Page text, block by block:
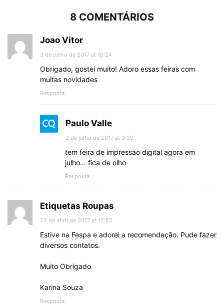
8 COMENTÁRIOS
Joao Vitor
3 de junho de 2017 at 10:24
Obrigado, gostei muito! Adoro essas feiras com
muitas novidades
Resposta
Paulo Valle
2 de julho de 2017 at 9:39
tem feira de impressão digital agora em
julho… fica de olho
Resposta
Etiquetas Roupas
22 de abril de 2017 at 12:55
Estive na Fespa e adorei a recomendação. Pude fazer
diversos contatos.
Muito Obrigado
Karina Souza
Resposta